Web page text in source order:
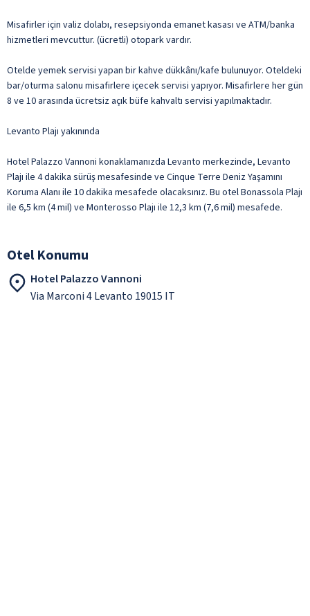
Misafirler için valiz dolabı, resepsiyonda emanet kasası ve ATM/banka
hizmetleri mevcuttur. (ücretli) otopark vardır.
Otelde yemek servisi yapan bir kahve dükkânı/kafe bulunuyor. Oteldeki
bar/oturma salonu misafirlere içecek servisi yapıyor. Misafirlere her gün
8 ve 10 arasında ücretsiz açık büfe kahvaltı servisi yapılmaktadır.
Levanto Plajı yakınında
Hotel Palazzo Vannoni konaklamanızda Levanto merkezinde, Levanto
Plajı ile 4 dakika sürüş mesafesinde ve Cinque Terre Deniz Yaşamını
Koruma Alanı ile 10 dakika mesafede olacaksınız. Bu otel Bonassola Plajı
ile 6,5 km (4 mil) ve Monterosso Plajı ile 12,3 km (7,6 mil) mesafede.
Otel Konumu
Hotel Palazzo Vannoni
Via Marconi 4 Levanto 19015 IT